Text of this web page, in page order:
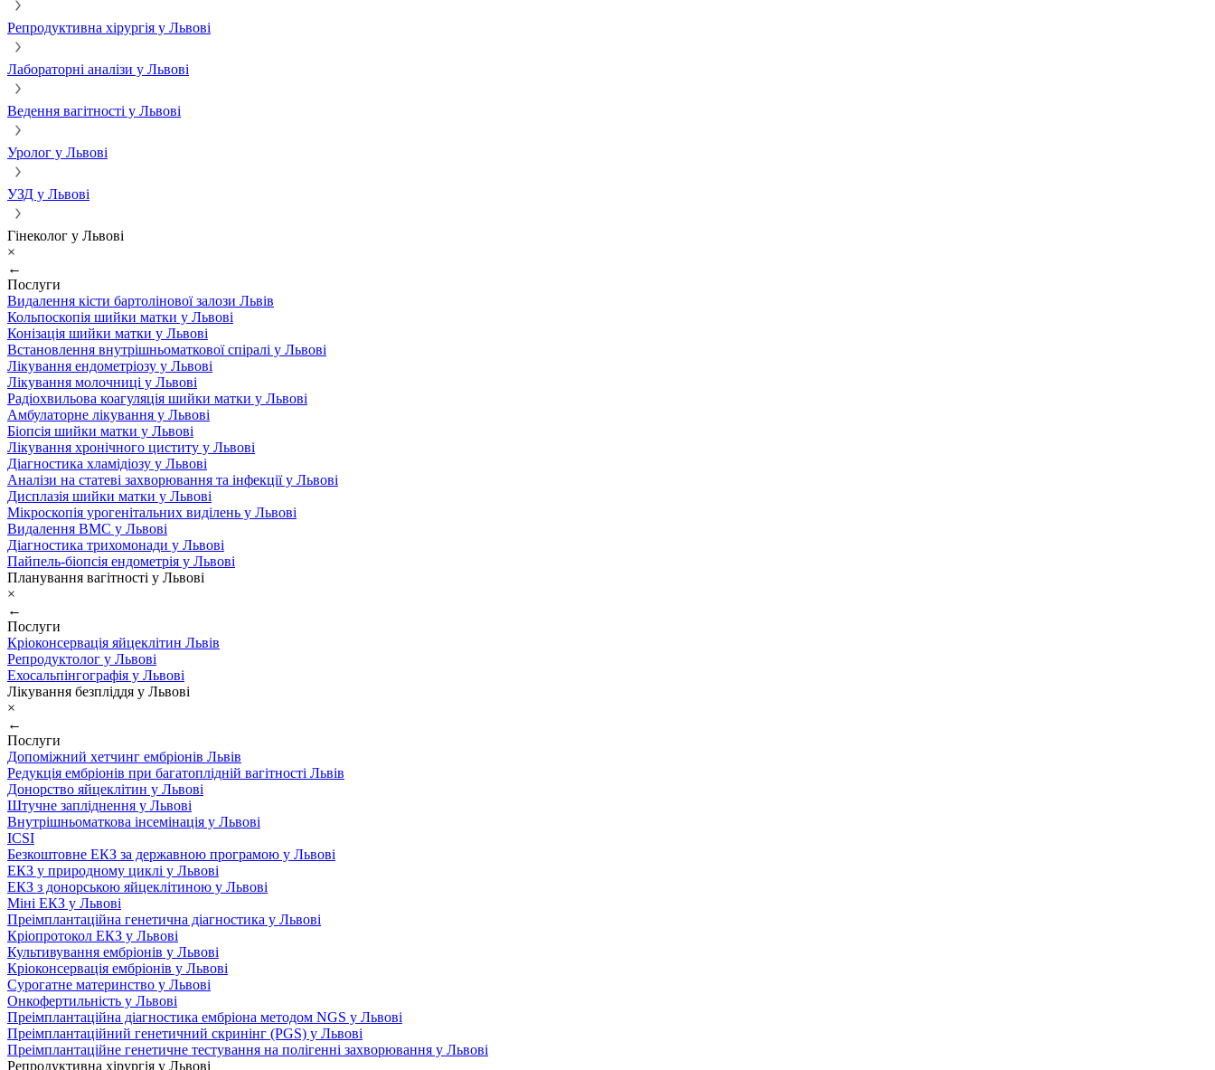
Репродуктивна хірургія у Львові
Лабораторні аналізи у Львові
Ведення вагітності у Львові
Уролог у Львові
УЗД у Львові
Гінеколог у Львові
×
←
Послуги
Видалення кісти бартолінової залози Львів
Кольпоскопія шийки матки у Львові
Конізація шийки матки у Львові
Встановлення внутрішньоматкової спіралі у Львові
Лікування ендометріозу у Львові
Лікування молочниці у Львові
Радіохвильова коагуляція шийки матки у Львові
Амбулаторне лікування у Львові
Біопсія шийки матки у Львові
Лікування хронічного циститу у Львові
Діагностика хламідіозу у Львові
Аналізи на статеві захворювання та інфекції у Львові
Дисплазія шийки матки у Львові
Мікроскопія урогенітальних виділень у Львові
Видалення ВМС у Львові
Діагностика трихомонади у Львові
Пайпель-біопсія ендометрія у Львові
Планування вагітності у Львові
×
←
Послуги
Кріоконсервація яйцеклітин Львів
Репродуктолог у Львові
Ехосальпінгографія у Львові
Лікування безпліддя у Львові
×
←
Послуги
Допоміжний хетчинг ембріонів Львів
Редукція ембріонів при багатоплідній вагітності Львів
Донорство яйцеклітин у Львові
Штучне запліднення у Львові
Внутрішньоматкова інсемінація у Львові
ICSI
Безкоштовне ЕКЗ за державною програмою у Львові
ЕКЗ у природному циклі у Львові
ЕКЗ з донорською яйцеклітиною у Львові
Міні ЕКЗ у Львові
Преімплантаційна генетична діагностика у Львові
Кріопротокол ЕКЗ у Львові
Культивування ембріонів у Львові
Кріоконсервація ембріонів у Львові
Сурогатне материнство у Львові
Онкофертильність у Львові
Преімплантаційна діагностика ембріона методом NGS у Львові
Преімплантаційний генетичний скринінг (PGS) у Львові
Преімплантаційне генетичне тестування на полігенні захворювання у Львові
Репродуктивна хірургія у Львові